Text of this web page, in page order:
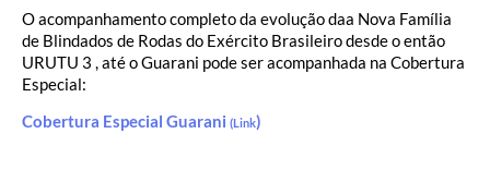
O acompanhamento completo da evolução daa Nova Família
de Blindados de Rodas do Exército Brasileiro desde o então
URUTU 3 , até o Guarani pode ser acompanhada na Cobertura
Especial:
Cobertura Especial Guarani (Link)